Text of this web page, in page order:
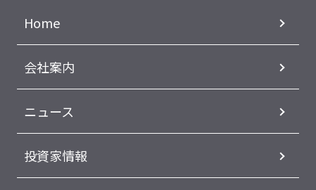
Home
会社案内
ニュース
投資家情報